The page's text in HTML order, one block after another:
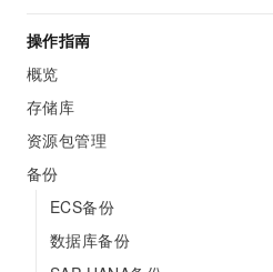
操作指南
概览
存储库
资源包管理
备份
ECS备份
数据库备份
终端用户计算
Serverless
开发工具
迁移与运维管理
专有云